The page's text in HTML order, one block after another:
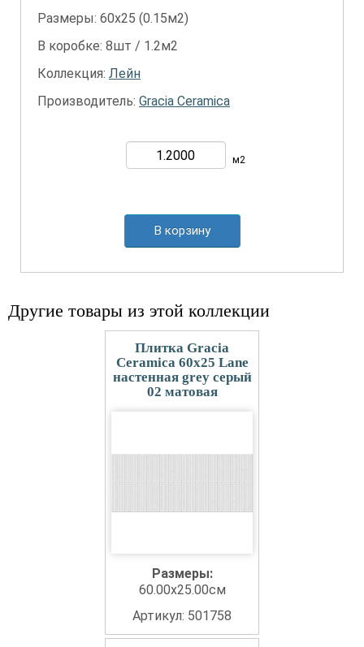
Размеры: 60х25 (0.15м2)
В коробке: 8шт / 1.2м2
Коллекция: Лейн
Производитель: Gracia Ceramica
м2
В корзину
Другие товары из этой коллекции
Плитка Gracia
Ceramica 60x25 Lane
настенная grey серый
02 матовая
Размеры:
60.00x25.00см
Артикул: 501758